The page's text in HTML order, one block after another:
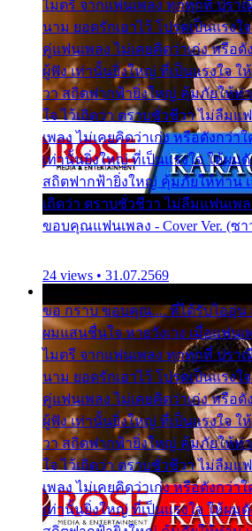
ไมตรี จากแฟนเพลง ทุกทุกที่ ปรา
นาม ยอดรักเอาไว้ โปรดเป็นแรงใ
คู่แฟนเพลง ไม่เคยคิดว่าเก่ง หรือ
ผู้ฟัง เท่านั้นยิ่งใหญ่ ที่เป็นแรงใจ ใ
วา สถิตฟากฟ้ายิ่งใหญ่ คุ้มภัยให้ท่
ใจ ไว้เถิดว่า ตราบชั่วชีวา ไม่ลืม
เพลง ไม่เคยคิดว่าเก่ง หรือดังกว่
เท่านั้นยิ่งใหญ่ ที่เป็นแรงใจ ให้ผม
สถิตฟากฟ้ายิ่งใหญ่ คุ้มภัยให้ท่าน เ
เถิดว่า ตราบชั่วชีวา ไม่ลืมแฟนเพล
ขอบคุณแฟนเพลง - Cover Ver. (ซ
24 views • 31.07.2569
ขอ กราบ ขอบคุณ.... ที่ได้รับไออุ่น
ผมแสนชื่นใจ หายวังเวง เมื่อแฟนเ
ไมตรี จากแฟนเพลง ทุกทุกที่ ปรา
นาม ยอดรักเอาไว้ โปรดเป็นแรงใ
คู่แฟนเพลง ไม่เคยคิดว่าเก่ง หรือ
ผู้ฟัง เท่านั้นยิ่งใหญ่ ที่เป็นแรงใจ ใ
วา สถิตฟากฟ้ายิ่งใหญ่ คุ้มภัยให้ท่
ใจ ไว้เถิดว่า ตราบชั่วชีวา ไม่ลืม
เพลง ไม่เคยคิดว่าเก่ง หรือดังกว่
เท่านั้นยิ่งใหญ่ ที่เป็นแรงใจ ให้ผม